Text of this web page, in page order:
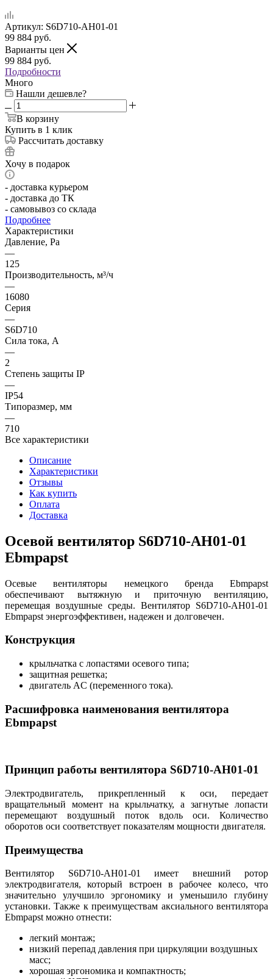
Артикул: S6D710-AH01-01
99 884 руб.
Варианты цен
99 884 руб.
Подробности
Много
Нашли дешевле?
В корзину
Купить в 1 клик
Рассчитать доставку
Хочу в подарок
- доставка курьером
- доставка до ТК
- самовывоз со склада
Подробнее
Характеристики
Давление, Pa
—
125
Производительность, м³/ч
—
16080
Серия
—
S6D710
Сила тока, А
—
2
Степень защиты IP
—
IP54
Типоразмер, мм
—
710
Все характеристики
Описание
Характеристики
Отзывы
Как купить
Оплата
Доставка
Осевой вентилятор S6D710-AH01-01
Ebmpapst
Осевые вентиляторы немецкого бренда Ebmpapst
обеспечивают вытяжную и приточную вентиляцию,
перемещая воздушные среды. Вентилятор S6D710-AH01-01
Ebmpapst энергоэффективен, надежен и долговечен.
Конструкция
крыльчатка с лопастями осевого типа;
защитная решетка;
двигатель AC (переменного тока).
Расшифровка наименования вентилятора
Ebmpapst
Принцип работы вентилятора S6D710-AH01-01
Электродвигатель, прикрепленный к оси, передает
вращательный момент на крыльчатку, а загнутые лопасти
перемещают воздушный поток вдоль оси. Количество
оборотов оси соответствует показателям мощности двигателя.
Преимущества
Вентилятор S6D710-AH01-01 имеет внешний ротор
электродвигателя, который встроен в рабочее колесо, что
значительно улучшило эргономику и уменьшило глубину
установки. Также к преимуществам аксиального вентилятора
Ebmpapst можно отнести:
легкий монтаж;
низкий перепад давления при циркуляции воздушных
масс;
хорошая эргономика и компактность;